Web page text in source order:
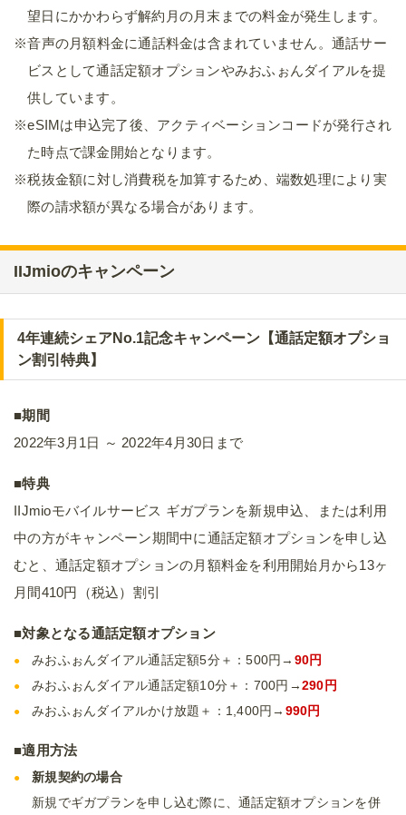
望日にかかわらず解約月の月末までの料金が発生します。
※音声の月額料金に通話料金は含まれていません。通話サー
ビスとして通話定額オプションやみおふぉんダイアルを提
供しています。
※eSIMは申込完了後、アクティベーションコードが発行され
た時点で課金開始となります。
※税抜金額に対し消費税を加算するため、端数処理により実
際の請求額が異なる場合があります。
IIJmioのキャンペーン
4年連続シェアNo.1記念キャンペーン【通話定額オプショ
ン割引特典】
■期間
2022年3月1日 ～ 2022年4月30日まで
■特典
IIJmioモバイルサービス ギガプランを新規申込、または利用
中の方がキャンペーン期間中に通話定額オプションを申し込
むと、通話定額オプションの月額料金を利用開始月から13ヶ
月間410円（税込）割引
■対象となる通話定額オプション
みおふぉんダイアル通話定額5分＋：500円→ 90円
みおふぉんダイアル通話定額10分＋：700円→290円
みおふぉんダイアルかけ放題＋：1,400円→ 990円
■適用方法
新規契約の場合
新規でギガプランを申し込む際に、通話定額オプションを併